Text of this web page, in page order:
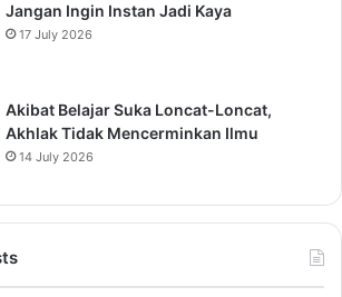
Jangan Ingin Instan Jadi Kaya
17 July 2026
Akibat Belajar Suka Loncat-Loncat,
Akhlak Tidak Mencerminkan Ilmu
14 July 2026